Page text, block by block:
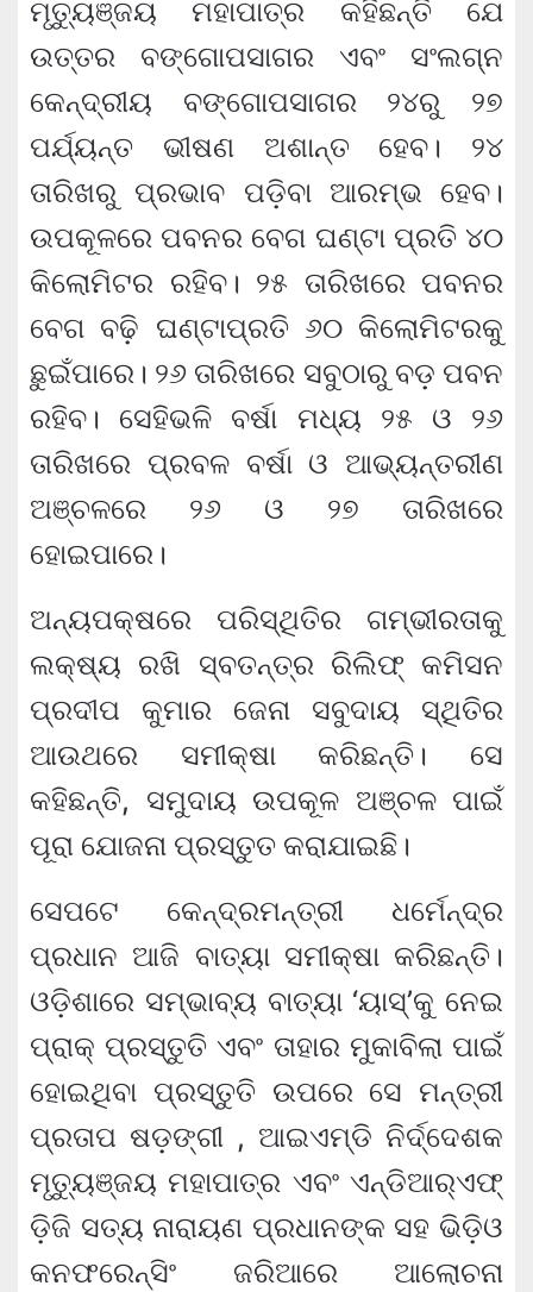
ମୃତ୍ୟୁଞ୍ଜୟ ମହାପାତ୍ର କହିଛନ୍ତି ଯେ
ଉତ୍ତର ବଙ୍ଗୋପସାଗର ଏବଂ ସଂଲଗ୍ନ
କେନ୍ଦ୍ରୀୟ ବଙ୍ଗୋପସାଗର ୨୪ରୁ ୨୭
ପର୍ଯ୍ୟନ୍ତ ଭୀଷଣ ଅଶାନ୍ତ ହେବ। ୨୪
ତାରିଖରୁ ପ୍ରଭାବ ପଡ଼ିବା ଆରମ୍ଭ ହେବ।
ଉପକୂଳରେ ପବନର ବେଗ ଘଣ୍ଟା ପ୍ରତି ୪୦
କିଲୋମିଟର ରହିବ। ୨୫ ତାରିଖରେ ପବନର
ବେଗ ବଢ଼ି ଘଣ୍ଟାପ୍ରତି ୬୦ କିଲୋମିଟରକୁ
ଛୁଇଁପାରେ। ୨୬ ତାରିଖରେ ସବୁଠାରୁ ବଡ଼ ପବନ
ରହିବ। ସେହିଭଳି ବର୍ଷା ମଧ୍ୟ ୨୫ ଓ ୨୬
ତାରିଖରେ ପ୍ରବଳ ବର୍ଷା ଓ ଆଭ୍ୟନ୍ତରୀଣ
ଅଞ୍ଚଳରେ ୨୬ ଓ ୨୭ ତାରିଖରେ
ହୋଇପାରେ।
ଅନ୍ୟପକ୍ଷରେ ପରିସ୍ଥିତିର ଗମ୍ଭୀରତାକୁ
ଲକ୍ଷ୍ୟ ରଖି ସ୍ବତନ୍ତ୍ର ରିଲିଫ୍ କମିସନ
ପ୍ରଦୀପ କୁମାର ଜେନା ସବୁଦାୟ ସ୍ଥିତିର
ଆଉଥରେ ସମୀକ୍ଷା କରିଛନ୍ତି। ସେ
କହିଛନ୍ତି, ସମୁଦାୟ ଉପକୂଳ ଅଞ୍ଚଳ ପାଇଁ
ପୂରା ଯୋଜନା ପ୍ରସ୍ତୁତ କରାଯାଇଛି।
ସେପଟେ କେନ୍ଦ୍ରମନ୍ତ୍ରୀ ଧର୍ମେନ୍ଦ୍ର
ପ୍ରଧାନ ଆଜି ବାତ୍ୟା ସମୀକ୍ଷା କରିଛନ୍ତି।
ଓଡ଼ିଶାରେ ସମ୍ଭାବ୍ୟ ବାତ୍ୟା ‘ୟାସ୍’କୁ ନେଇ
ପ୍ରାକ୍ ପ୍ରସ୍ତୁତି ଏବଂ ତାହାର ମୁକାବିଲା ପାଇଁ
ହୋଇଥିବା ପ୍ରସ୍ତୁତି ଉପରେ ସେ ମନ୍ତ୍ରୀ
ପ୍ରତାପ ଷଡ଼ଙ୍ଗୀ , ଆଇଏମ୍‌ଡି ନିର୍ଦ୍ଦେଶକ
ମୃତ୍ୟୁଞ୍ଜୟ ମହାପାତ୍ର ଏବଂ ଏନ୍‌ଡିଆର୍‌ଏଫ୍
ଡ଼ିଜି ସତ୍ୟ ନାରାୟଣ ପ୍ରଧାନଙ୍କ ସହ ଭିଡ଼ିଓ
କନଫରେନ୍ସିଂ ଜରିଆରେ ଆଲୋଚନା